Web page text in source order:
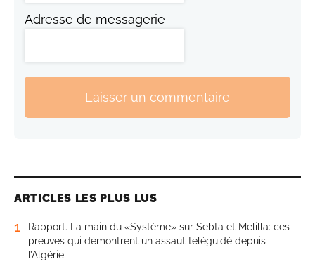
Adresse de messagerie
Laisser un commentaire
ARTICLES LES PLUS LUS
1
Rapport. La main du «Système» sur Sebta et Melilla: ces
preuves qui démontrent un assaut téléguidé depuis
l’Algérie